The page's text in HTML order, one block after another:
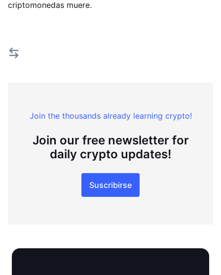
criptomonedas muere.
Join the thousands already learning crypto!
Join our free newsletter for
daily crypto updates!
Suscribirse